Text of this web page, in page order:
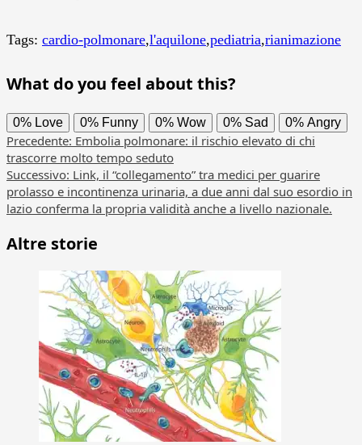
Tags: cardio-polmonare,l'aquilone,pediatria,rianimazione
What do you feel about this?
0% Love 0% Funny 0% Wow 0% Sad 0% Angry
Navigazione
articolo
Precedente: Embolia polmonare: il rischio elevato di chi
trascorre molto tempo seduto
Successivo: Link, il “collegamento” tra medici per guarire
prolasso e incontinenza urinaria, a due anni dal suo esordio in
lazio conferma la propria validità anche a livello nazionale.
Altre storie